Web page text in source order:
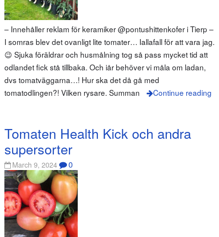
– Innehåller reklam för keramiker @pontushittenkofer i Tierp –
I somras blev det ovanligt lite tomater… Iallafall för att vara jag.
😉 Sjuka föräldrar och husmålning tog så pass mycket tid att
odlandet fick stå tillbaka. Och iår behöver vi måla om ladan,
dvs tomatväggarna…! Hur ska det då gå med
tomatodlingen?! Vilken rysare. Summan
Continue reading
Tomaten Health Kick och andra
supersorter
March 9, 2024 0